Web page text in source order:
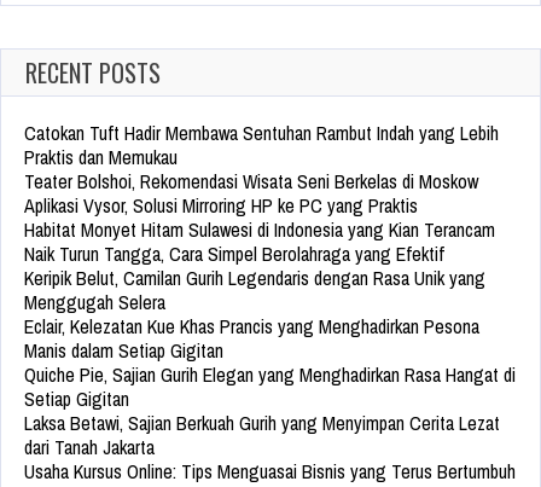
RECENT POSTS
Catokan Tuft Hadir Membawa Sentuhan Rambut Indah yang Lebih
Praktis dan Memukau
Teater Bolshoi, Rekomendasi Wisata Seni Berkelas di Moskow
Aplikasi Vysor, Solusi Mirroring HP ke PC yang Praktis
Habitat Monyet Hitam Sulawesi di Indonesia yang Kian Terancam
Naik Turun Tangga, Cara Simpel Berolahraga yang Efektif
Keripik Belut, Camilan Gurih Legendaris dengan Rasa Unik yang
Menggugah Selera
Eclair, Kelezatan Kue Khas Prancis yang Menghadirkan Pesona
Manis dalam Setiap Gigitan
Quiche Pie, Sajian Gurih Elegan yang Menghadirkan Rasa Hangat di
Setiap Gigitan
Laksa Betawi, Sajian Berkuah Gurih yang Menyimpan Cerita Lezat
dari Tanah Jakarta
Usaha Kursus Online: Tips Menguasai Bisnis yang Terus Bertumbuh